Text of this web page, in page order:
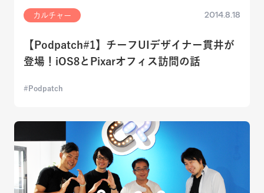
カルチャー 2014.8.18
【Podpatch#1】チーフUIデザイナー貫井が
登場！iOS8とPixarオフィス訪問の話
Podpatch